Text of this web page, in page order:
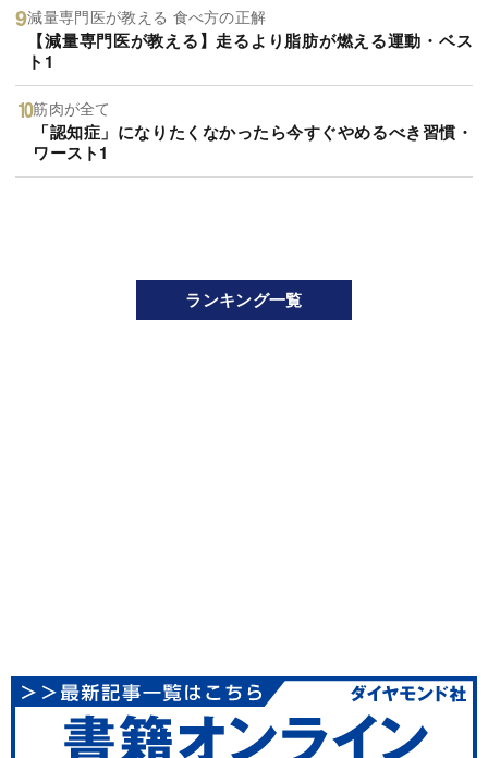
減量専門医が教える 食べ方の正解
【減量専門医が教える】走るより脂肪が燃える運動・ベス
ト1
筋肉が全て
「認知症」になりたくなかったら今すぐやめるべき習慣・
ワースト1
ランキング一覧